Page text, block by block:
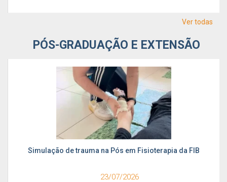
Ver todas
PÓS-GRADUAÇÃO E EXTENSÃO
Simulação de trauma na Pós em Fisioterapia da FIB
23/07/2026